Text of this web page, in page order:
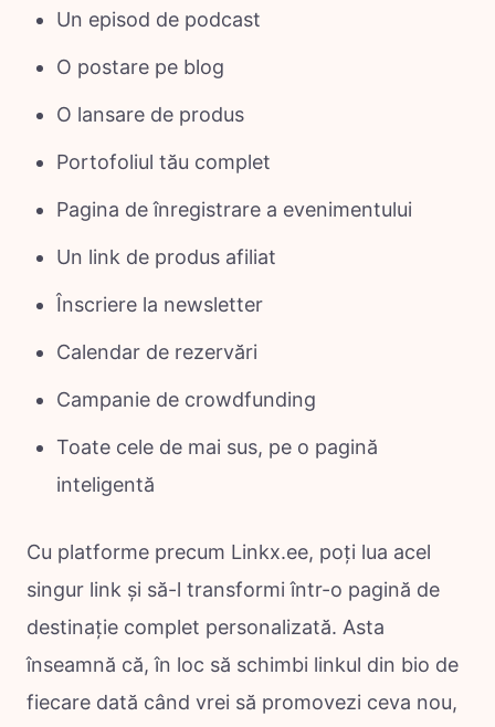
Un episod de podcast
O postare pe blog
O lansare de produs
Portofoliul tău complet
Pagina de înregistrare a evenimentului
Un link de produs afiliat
Înscriere la newsletter
Calendar de rezervări
Campanie de crowdfunding
Toate cele de mai sus, pe o pagină
inteligentă
Cu platforme precum Linkx.ee, poți lua acel
singur link și să-l transformi într-o pagină de
destinație complet personalizată. Asta
înseamnă că, în loc să schimbi linkul din bio de
fiecare dată când vrei să promovezi ceva nou,